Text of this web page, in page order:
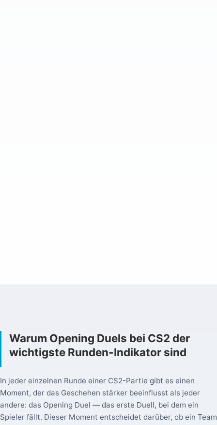
Warum Opening Duels bei CS2 der
wichtigste Runden-Indikator sind
In jeder einzelnen Runde einer CS2-Partie gibt es einen
Moment, der das Geschehen stärker beeinflusst als jeder
andere: das Opening Duel — das erste Duell, bei dem ein
Spieler fällt. Dieser Moment entscheidet darüber, ob ein Team